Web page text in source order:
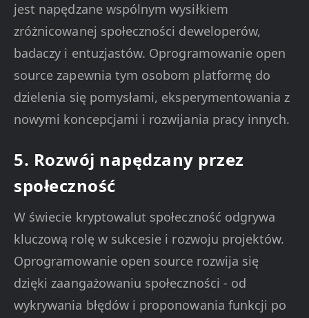
jest napędzane wspólnym wysiłkiem
zróżnicowanej społeczności deweloperów,
badaczy i entuzjastów. Oprogramowanie open
source zapewnia tym osobom platformę do
dzielenia się pomysłami, eksperymentowania z
nowymi koncepcjami i rozwijania pracy innych.
5. Rozwój napędzany przez
społeczność
W świecie kryptowalut społeczność odgrywa
kluczową rolę w sukcesie i rozwoju projektów.
Oprogramowanie open source rozwija się
dzięki zaangażowaniu społeczności - od
wykrywania błędów i proponowania funkcji po